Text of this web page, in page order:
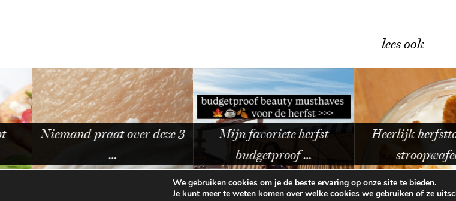
lees ook
Niemand praat over deze 3
Mijn favoriete herfst
budgetproof …
Heerlijk herfsttoetje
stroopwafels …
BEAUTYLAB.NL FAQ ALGEMENE VOORWAARDEN
We gebruiken cookies om je de beste ervaring op onze site te bieden.
Je kunt meer te weten komen over welke cookies we gebruiken of ze